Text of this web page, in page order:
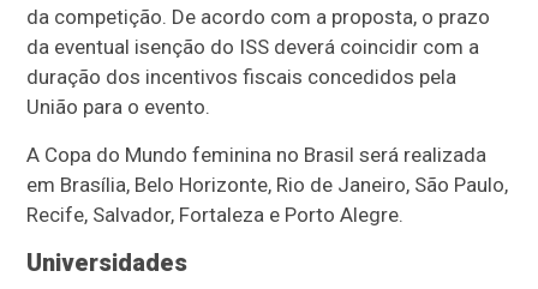
da competição. De acordo com a proposta, o prazo
da eventual isenção do ISS deverá coincidir com a
duração dos incentivos fiscais concedidos pela
União para o evento.
A Copa do Mundo feminina no Brasil será realizada
em Brasília, Belo Horizonte, Rio de Janeiro, São Paulo,
Recife, Salvador, Fortaleza e Porto Alegre.
Universidades